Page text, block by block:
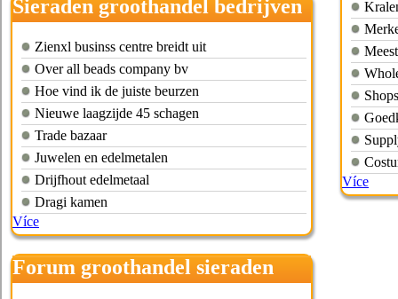
Sieraden groothandel bedrijven
Zienxl businss centre breidt uit
Over all beads company bv
Hoe vind ik de juiste beurzen
Nieuwe laagzijde 45 schagen
Trade bazaar
Juwelen en edelmetalen
Drijfhout edelmetaal
Dragi kamen
Více
Forum groothandel sieraden
Více